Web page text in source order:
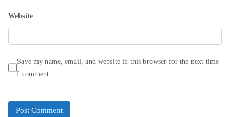
Website
Save my name, email, and website in this browser for the next time
I comment.